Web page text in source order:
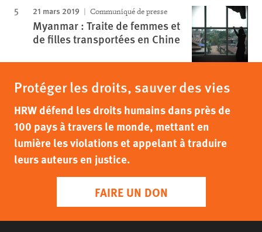
21 mars 2019 Communiqué de presse
Myanmar : Traite de femmes et
de filles transportées en Chine
Protéger les droits, sauver des vies
HRW défend les droits humains dans près de
100 pays à travers le monde, mettant en
lumière les violations et appelant à traduire
leurs auteurs en justice.
FAIRE UN DON